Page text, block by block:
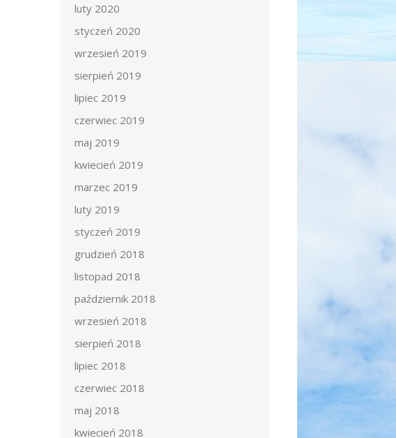
luty 2020
styczeń 2020
wrzesień 2019
sierpień 2019
lipiec 2019
czerwiec 2019
maj 2019
kwiecień 2019
marzec 2019
luty 2019
styczeń 2019
grudzień 2018
listopad 2018
październik 2018
wrzesień 2018
sierpień 2018
lipiec 2018
czerwiec 2018
maj 2018
kwiecień 2018